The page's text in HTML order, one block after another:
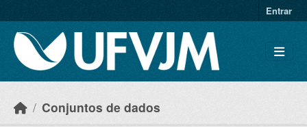
Entrar
Conjuntos de dados